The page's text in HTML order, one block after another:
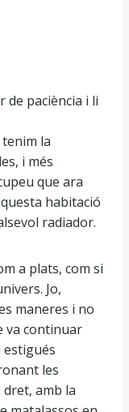
de paciència i li
la
i més
que ara
habitació
radiador.
a plats, com si
Jo,
maneres i no
va continuar
estigués
les
amb la